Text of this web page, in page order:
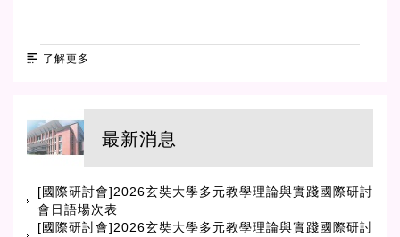
了解更多
最新消息
[國際研討會]2026玄奘大學多元教學理論與實踐國際研討
會日語場次表
[國際研討會]2026玄奘大學多元教學理論與實踐國際研討